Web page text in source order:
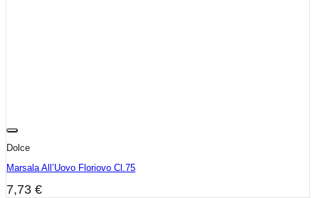
Dolce
Marsala All’Uovo Floriovo Cl.75
7,73 €